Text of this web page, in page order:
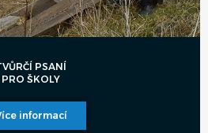
PSANÍ
PRO ŠKOLY
informací